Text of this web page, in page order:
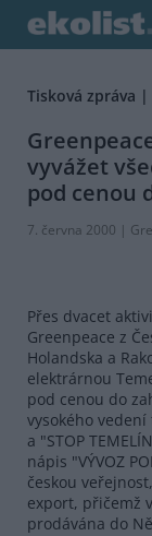
Tisková zpráva |
vyvážet
pod cenou
7. června 2000 |
Přes dvacet
Greenpeace z
Holandska a
elektrárnou
pod cenou do
vysokého vedení
a "STOP
nápis "VÝVOZ
českou
export, přičemž
prodávána do